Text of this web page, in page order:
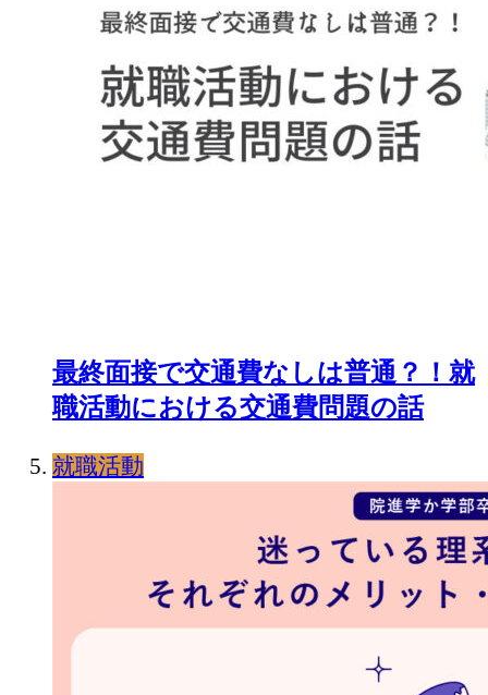
最終面接で交通費なしは普通？！就
職活動における交通費問題の話
就職活動